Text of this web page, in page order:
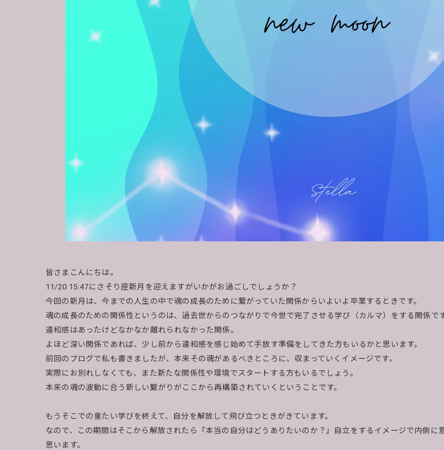
皆さまこんにちは。
11/20 15:47にさそり座新月を迎えますがいかがお過ごしでしょうか？
今回の新月は、今までの人生の中で魂の成長のために繋がっていた関係からいよいよ卒業するときです。
魂の成長のための関係性というのは、過去世からのつながりで今世で完了させる学び（カルマ）をする関係で
違和感はあったけどなかなか離れられなかった関係。
よほど深い関係であれば、少し前から違和感を感じ始めて手放す準備をしてきた方もいるかと思います。
前回のブログで私も書きましたが、本来その魂があるべきところに、収まっていくイメージです。
実際にお別れしなくても、また新たな関係性や環境でスタートする方もいるでしょう。
本来の魂の波動に合う新しい繫がりがここから再構築されていくということです。
もうそこでの重たい学びを終えて、自分を解放して飛び立つときがきています。
なので、この期間はそこから解放されたら『本当の自分はどうありたいのか？』自立をするイメージで内側
思います。